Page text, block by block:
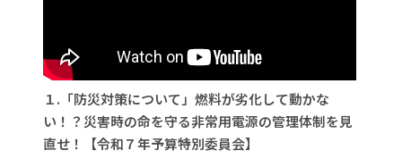
１.「防災対策について」燃料が劣化して動かな
い！？災害時の命を守る非常用電源の管理体制を見
直せ！【令和７年予算特別委員会】